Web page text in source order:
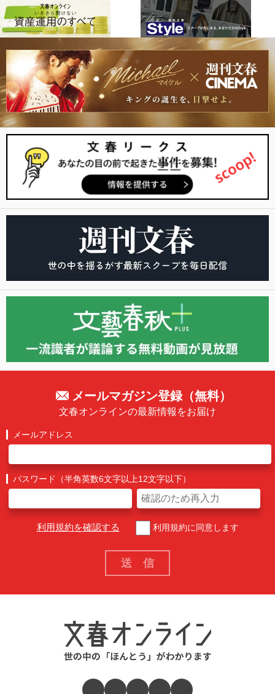
メールマガジン登録（無料）
文春オンラインの最新情報をお届け
メールアドレス
パスワード（半角英数6文字以上12文字以下）
利用規約を確認する 利用規約に同意します